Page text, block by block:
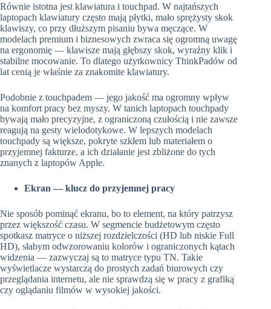
Równie istotna jest klawiatura i touchpad. W najtańszych
laptopach klawiatury często mają płytki, mało sprężysty skok
klawiszy, co przy dłuższym pisaniu bywa męczące. W
modelach premium i biznesowych zwraca się ogromną uwagę
na ergonomię — klawisze mają głębszy skok, wyraźny klik i
stabilne mocowanie. To dlatego użytkownicy ThinkPadów od
lat cenią je właśnie za znakomite klawiatury.
Podobnie z touchpadem — jego jakość ma ogromny wpływ
na komfort pracy bez myszy. W tanich laptopach touchpady
bywają mało precyzyjne, z ograniczoną czułością i nie zawsze
reagują na gesty wielodotykowe. W lepszych modelach
touchpady są większe, pokryte szkłem lub materiałem o
przyjemnej fakturze, a ich działanie jest zbliżone do tych
znanych z laptopów Apple.
Ekran — klucz do przyjemnej pracy
Nie sposób pominąć ekranu, bo to element, na który patrzysz
przez większość czasu. W segmencie budżetowym często
spotkasz matryce o niższej rozdzielczości (HD lub niskie Full
HD), słabym odwzorowaniu kolorów i ograniczonych kątach
widzenia — zazwyczaj są to matryce typu TN. Takie
wyświetlacze wystarczą do prostych zadań biurowych czy
przeglądania internetu, ale nie sprawdzą się w pracy z grafiką
czy oglądaniu filmów w wysokiej jakości.